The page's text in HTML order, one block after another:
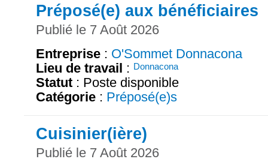
Préposé(e) aux bénéficiaires
Publié le 7 Août 2026
Entreprise : O'Sommet Donnacona
Lieu de travail : Donnacona
Statut : Poste disponible
Catégorie : Préposé(e)s
Cuisinier(ière)
Publié le 7 Août 2026